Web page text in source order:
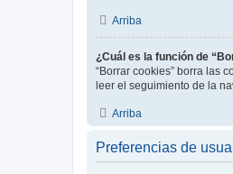
Arriba
¿Cuál es la función de
“Borrar cookies” borra las
leer el seguimiento de la
Arriba
Preferencias de